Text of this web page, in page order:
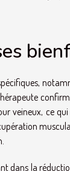
veineux, ce
dans la